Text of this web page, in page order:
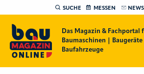
SUCHE MESSEN
Das Magazin & Fachportal
Baumaschinen | Baugeräte |
Baufahrzeuge